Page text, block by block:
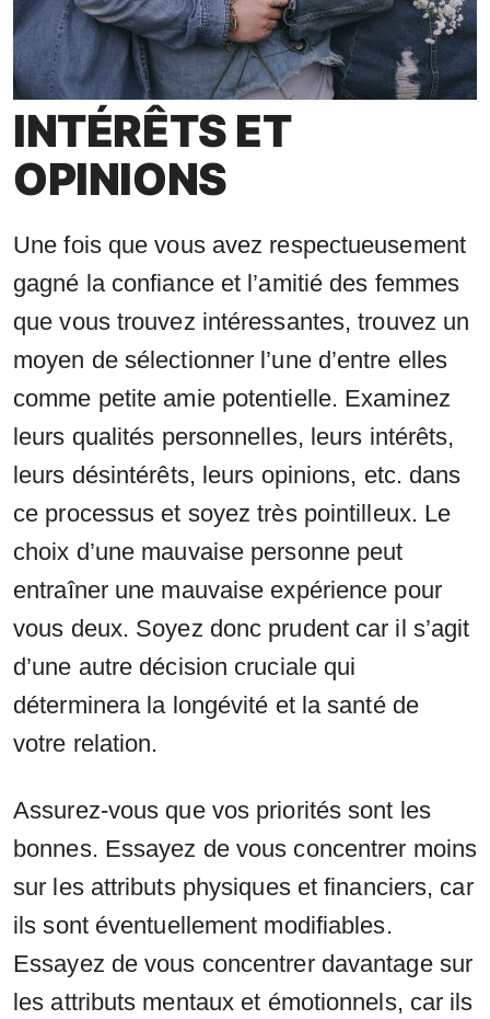
INTÉRÊTS ET
OPINIONS
Une fois que vous avez respectueusement
gagné la confiance et l’amitié des femmes
que vous trouvez intéressantes, trouvez un
moyen de sélectionner l’une d’entre elles
comme petite amie potentielle. Examinez
leurs qualités personnelles, leurs intérêts,
leurs désintérêts, leurs opinions, etc. dans
ce processus et soyez très pointilleux. Le
choix d’une mauvaise personne peut
entraîner une mauvaise expérience pour
vous deux. Soyez donc prudent car il s’agit
d’une autre décision cruciale qui
déterminera la longévité et la santé de
votre relation.
Assurez-vous que vos priorités sont les
bonnes. Essayez de vous concentrer moins
sur les attributs physiques et financiers, car
ils sont éventuellement modifiables.
Essayez de vous concentrer davantage sur
les attributs mentaux et émotionnels, car ils